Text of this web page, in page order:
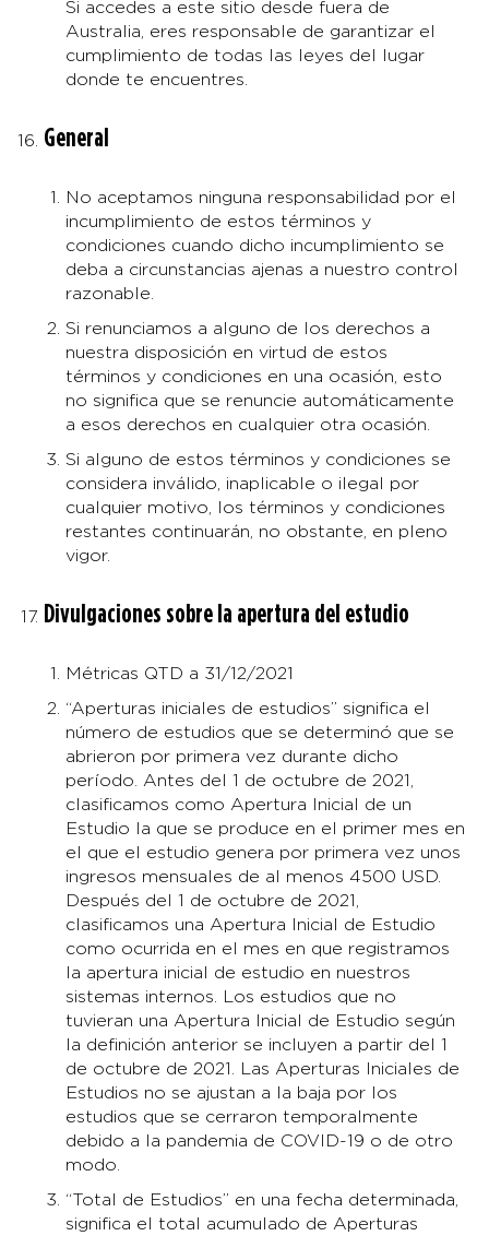
Si accedes a este sitio desde fuera de
Australia, eres responsable de garantizar el
cumplimiento de todas las leyes del lugar
donde te encuentres.
General
No aceptamos ninguna responsabilidad por el
incumplimiento de estos términos y
condiciones cuando dicho incumplimiento se
deba a circunstancias ajenas a nuestro control
razonable.
Si renunciamos a alguno de los derechos a
nuestra disposición en virtud de estos
términos y condiciones en una ocasión, esto
no significa que se renuncie automáticamente
a esos derechos en cualquier otra ocasión.
Si alguno de estos términos y condiciones se
considera inválido, inaplicable o ilegal por
cualquier motivo, los términos y condiciones
restantes continuarán, no obstante, en pleno
vigor.
Divulgaciones sobre la apertura del estudio
Métricas QTD a 31/12/2021
“Aperturas iniciales de estudios” significa el
número de estudios que se determinó que se
abrieron por primera vez durante dicho
período. Antes del 1 de octubre de 2021,
clasificamos como Apertura Inicial de un
Estudio la que se produce en el primer mes en
el que el estudio genera por primera vez unos
ingresos mensuales de al menos 4500 USD.
Después del 1 de octubre de 2021,
clasificamos una Apertura Inicial de Estudio
como ocurrida en el mes en que registramos
la apertura inicial de estudio en nuestros
sistemas internos. Los estudios que no
tuvieran una Apertura Inicial de Estudio según
la definición anterior se incluyen a partir del 1
de octubre de 2021. Las Aperturas Iniciales de
Estudios no se ajustan a la baja por los
estudios que se cerraron temporalmente
debido a la pandemia de COVID-19 o de otro
modo.
“Total de Estudios” en una fecha determinada,
significa el total acumulado de Aperturas